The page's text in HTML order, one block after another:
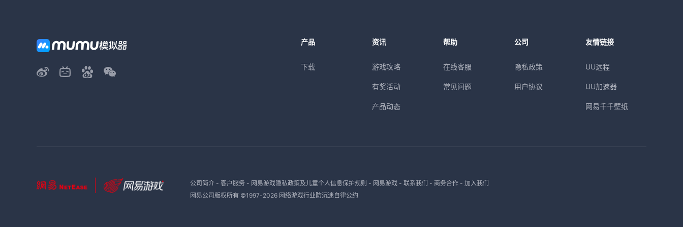
产品
下载
资讯
游戏攻略
有奖活动
产品动态
帮助
在线客服
常见问题
公司
隐私政策
用户协议
友情链接
UU远程
UU加速器
网易千千壁纸
公司简介- 客户服务- 网易游戏隐私政策及儿童个人信息保护规则 - 网易游戏- 联系我们 - 商务合作- 加入我们
网易公司版权所有 ©1997-2026 网络游戏行业防沉迷自律公约